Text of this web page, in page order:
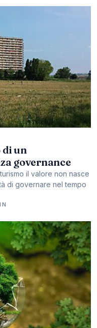
un
governance
il valore non nasce
di governare nel tempo